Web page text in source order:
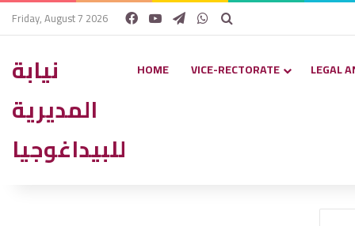
Friday, August 7 2026 FacebookYouTubeTelegramWhatsApp
Search for
نيابة
المديرية
للبيداغوجيا
HOME VICE-RECTORATE LEGAL